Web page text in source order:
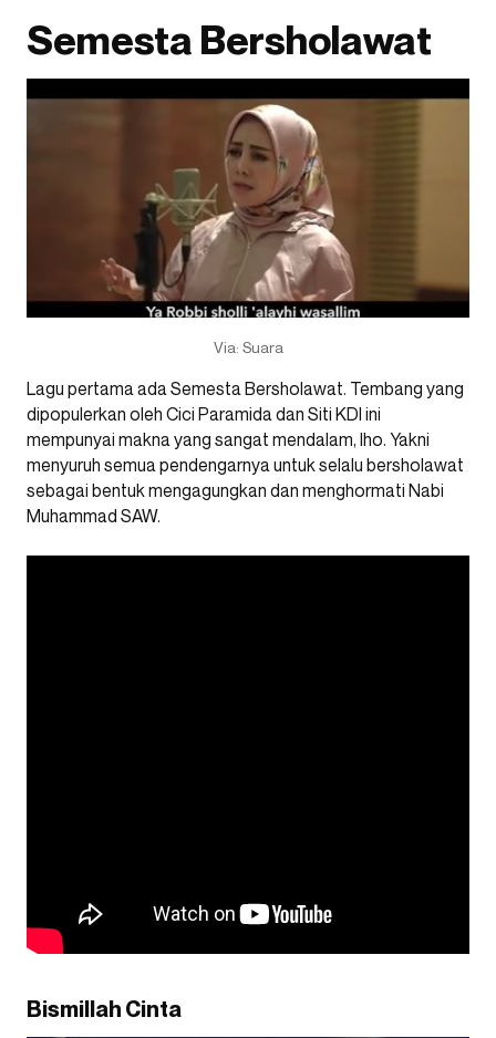
Semesta Bersholawat
Via: Suara
Lagu pertama ada Semesta Bersholawat. Tembang yang
dipopulerkan oleh Cici Paramida dan Siti KDI ini
mempunyai makna yang sangat mendalam, lho. Yakni
menyuruh semua pendengarnya untuk selalu bersholawat
sebagai bentuk mengagungkan dan menghormati Nabi
Muhammad SAW.
Bismillah Cinta